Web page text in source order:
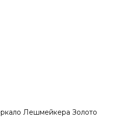
Лешмейкера Золото